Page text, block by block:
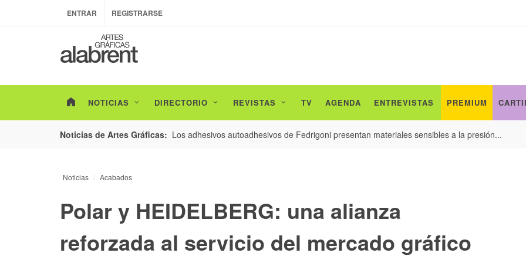
ENTRAR REGISTRARSE
NOTICIAS DIRECTORIO REVISTAS TV AGENDA ENTREVISTAS PREMIUM
Noticias de Artes Gráficas:
de envases con un nuevo estudio de Los adhesivos autoadhesivos de Fedrigoni presentan materiales sensibles a la presión...
Noticias Acabados
Polar y HEIDELBERG: una alianza
reforzada al servicio del mercado gráfico